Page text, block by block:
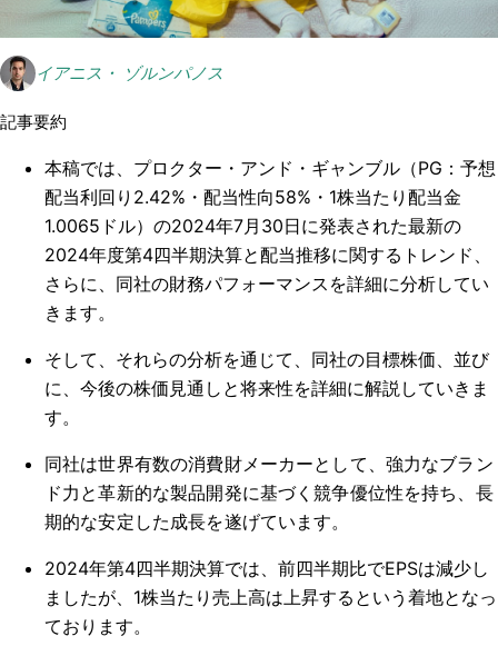
イアニス・ ゾルンパノス
記事要約
本稿では、プロクター・アンド・ギャンブル（PG：予想
配当利回り2.42%・配当性向58%・1株当たり配当金
1.0065ドル）の2024年7月30日に発表された最新の
2024年度第4四半期決算と配当推移に関するトレンド、
さらに、同社の財務パフォーマンスを詳細に分析してい
きます。
そして、それらの分析を通じて、同社の目標株価、並び
に、今後の株価見通しと将来性を詳細に解説していきま
す。
同社は世界有数の消費財メーカーとして、強力なブラン
ド力と革新的な製品開発に基づく競争優位性を持ち、長
期的な安定した成長を遂げています。
2024年第4四半期決算では、前四半期比でEPSは減少し
ましたが、1株当たり売上高は上昇するという着地となっ
ております。